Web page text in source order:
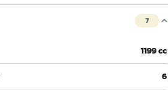
7
1199 cc
6